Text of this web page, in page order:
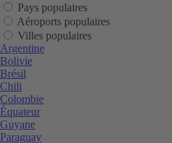
Pays populaires
Aéroports populaires
Villes populaires
Argentine
Bolivie
Brésil
Chili
Colombie
Équateur
Guyane
Paraguay